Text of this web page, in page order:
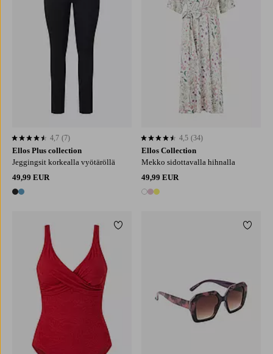
Ellos Plus collection
Jeggingsit korkealla vyötäröllä
49,99 EUR
2 värejä
4,7 perustuen 7 arvosanaan
4,7 (7)
Ellos Collection
Mekko sidottavalla hihnalla
49,99 EUR
3 värejä
4,5 perustuen 34 arvosanaan
4,5 (34)
Lisää suosikkeihin Lisää